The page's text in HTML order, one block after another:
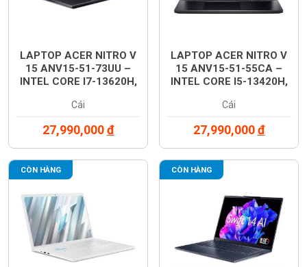
LAPTOP ACER NITRO V
15 ANV15-51-73UU –
INTEL CORE I7-13620H,
MÀN HÌNH 16 INCH FHD
6GB, WINDOWS 11 –
MÀU ĐEN –
NH.QN9SV.00C
Cái
27,990,000đ
LAPTOP ACER NITRO V
15 ANV15-51-55CA –
INTEL CORE I5-13420H,
MÀN HÌNH 15.6 INCH
4050 6GB, WINDOWS 11
– MÀU ĐEN –
NH.QN8SV.004
Cái
27,990,000đ
CÒN HÀNG CÒN HÀNG